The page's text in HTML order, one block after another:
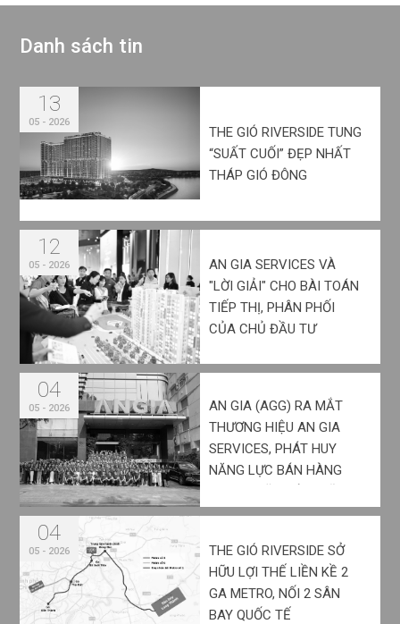
Danh sách tin
13
05 - 2026
THE GIÓ RIVERSIDE TUNG
“SUẤT CUỐI” ĐẸP NHẤT
THÁP GIÓ ĐÔNG
12
05 - 2026
AN GIA SERVICES VÀ
"LỜI GIẢI" CHO BÀI TOÁN
TIẾP THỊ, PHÂN PHỐI
CỦA CHỦ ĐẦU TƯ
04
05 - 2026
AN GIA (AGG) RA MẮT
THƯƠNG HIỆU AN GIA
SERVICES, PHÁT HUY
NĂNG LỰC BÁN HÀNG
04
05 - 2026
THE GIÓ RIVERSIDE SỞ
HỮU LỢI THẾ LIỀN KỀ 2
GA METRO, NỐI 2 SÂN
BAY QUỐC TẾ